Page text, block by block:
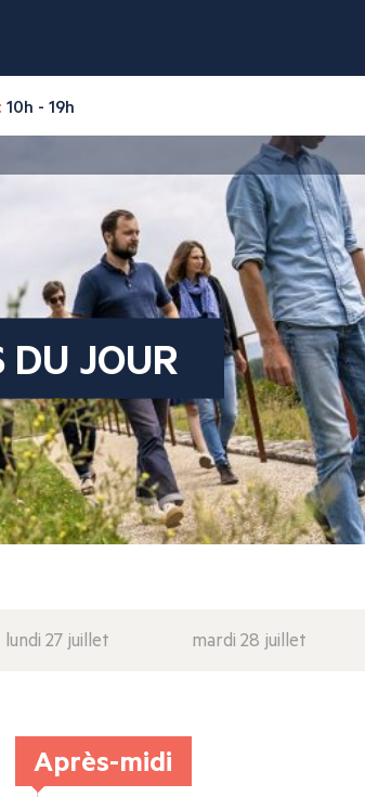
10h - 19h
JOUR
lundi 27 juillet mardi 28 juillet
Après-midi